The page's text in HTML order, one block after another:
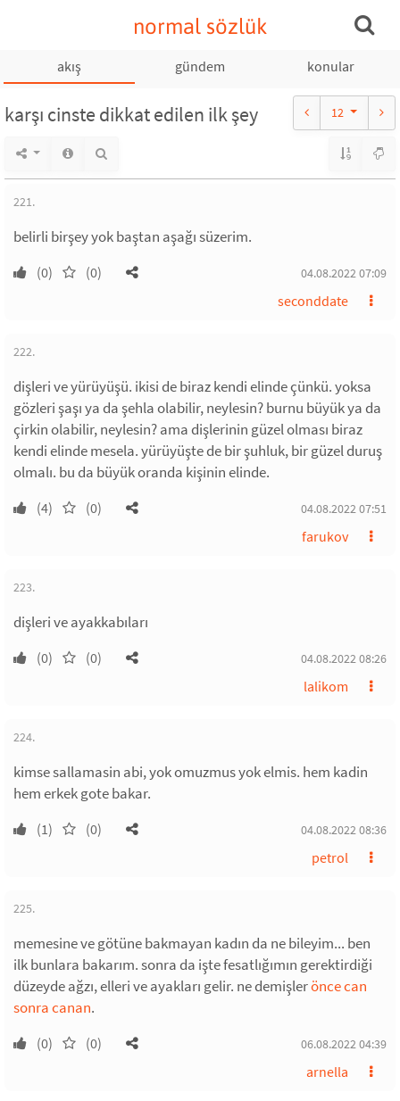
normal sözlük
akış gündem konular
karşı cinste dikkat edilen ilk şey 12
221.
belirli birşey yok baştan aşağı süzerim.
(0) (0) 04.08.2022 07:09
seconddate
222.
dişleri ve yürüyüşü. ikisi de biraz kendi elinde çünkü. yoksa
gözleri şaşı ya da şehla olabilir, neylesin? burnu büyük ya da
çirkin olabilir, neylesin? ama dişlerinin güzel olması biraz
kendi elinde mesela. yürüyüşte de bir şuhluk, bir güzel duruş
olmalı. bu da büyük oranda kişinin elinde.
(4) (0) 04.08.2022 07:51
farukov
223.
dişleri ve ayakkabıları
(0) (0) 04.08.2022 08:26
lalikom
224.
kimse sallamasin abi, yok omuzmus yok elmis. hem kadin
hem erkek gote bakar.
(1) (0) 04.08.2022 08:36
petrol
225.
memesine ve götüne bakmayan kadın da ne bileyim... ben
ilk bunlara bakarım. sonra da işte fesatlığımın gerektirdiği
düzeyde ağzı, elleri ve ayakları gelir. ne demişlerönce can
sonra canan.
(0) (0) 06.08.2022 04:39
arnella